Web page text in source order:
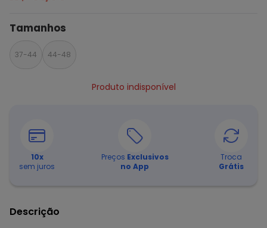
Tamanhos
37-44 44-48
Produto indisponível
10x
sem juros
Preços Exclusivos
no App
Troca
Grátis
Descrição